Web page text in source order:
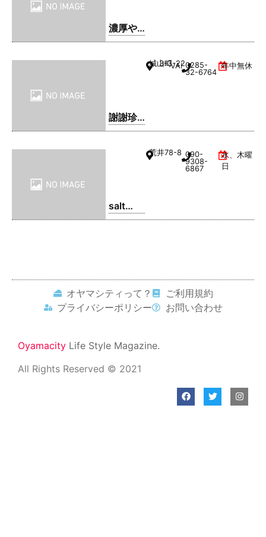
濃厚や
きそ
謝謝珍
珠 | シ
城山町3-3-22
VAL1階0285-
32-6764
年中無休
salt
coffee
荒井78-8 090-
9308-
6867
水、木曜
日
オヤマシティって？
ご利用規約
プライバシーポリシー
お問い合わせ
Oyamacity Life Style Magazine.
All Rights Reserved © 2021